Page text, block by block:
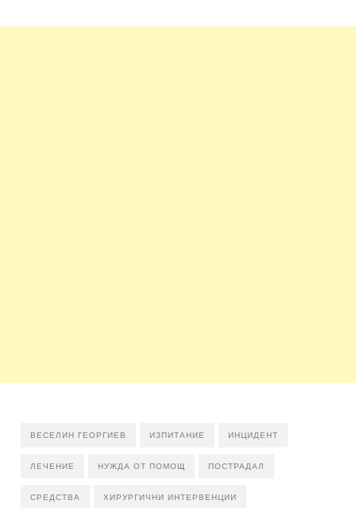
ВЕСЕЛИН ГЕОРГИЕВ ИЗПИТАНИЕ ИНЦИДЕНТ
ЛЕЧЕНИЕ НУЖДА ОТ ПОМОЩ ПОСТРАДАЛ
СРЕДСТВА ХИРУРГИЧНИ ИНТЕРВЕНЦИИ